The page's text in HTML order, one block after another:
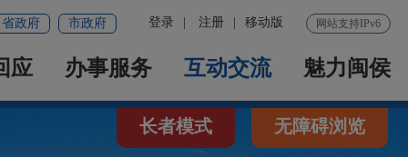
网站支持IPv6
登录 注册 移动版
省政府 市政府
应 办事服务 互动交流 魅力闽侯
长者模式 无障碍浏览